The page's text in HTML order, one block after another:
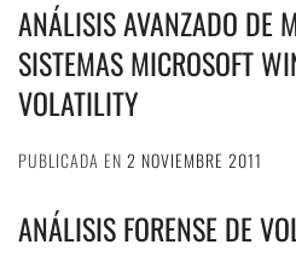
ANÁLISIS AVANZADO DE
SISTEMAS MICROSOFT
VOLATILITY
PUBLICADA EN 2 NOVIEMBRE 2011
ANÁLISIS FORENSE DE